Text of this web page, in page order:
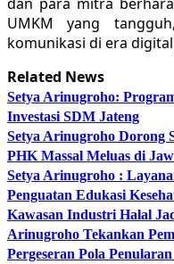
UMKM yang
komunikasi di era
Related News
Setya Arinugroho:
Investasi SDM Jateng
Setya Arinugroho Dorong
PHK Massal Meluas di
Setya Arinugroho :
Penguatan Edukasi
Kawasan Industri Halal
Arinugroho Tekankan
Pergeseran Pola